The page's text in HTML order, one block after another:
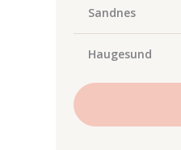
Sandnes
Haugesund